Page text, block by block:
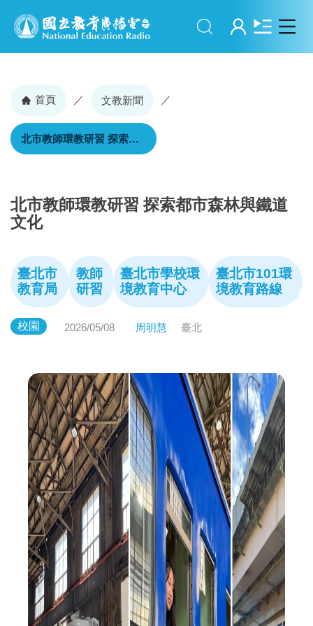
搜尋 登入
首頁 ／ 文教新聞 ／
北市教師環教研習 探索都市森林與鐵道文化
北市教師環教研習 探索都市森林與鐵道
文化
臺北市
教育局
教師
研習
臺北市學校環
境教育中心
臺北市101環
境教育路線
校園 2026/05/08 周明慧 臺北